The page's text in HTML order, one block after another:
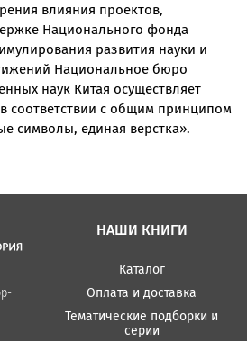
влияния проектов,
Национального фонда
развития науки и
Национальное бюро
наук Китая осуществляет
соответствии с общим принципом
символы, единая верстка».
НАШИ КНИГИ
Каталог
Оплата и доставка
Тематические подборки и
серии